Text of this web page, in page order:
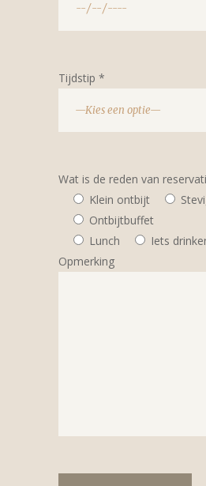
Tijdstip *
Wat is de reden van
Klein ontbijt
Ontbijtbuffet
Lunch
Iets
Opmerking